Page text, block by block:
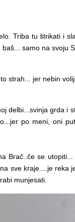
Triba tu štrikati i
samo na svoju
strah... jer nebin
delbi...svinja grda i
po meni, oni
Brač..če se
sve kraje....je reka
munjesati.